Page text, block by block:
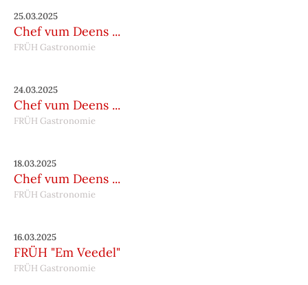
25.03.2025
Chef vum Deens ...
FRÜH Gastronomie
24.03.2025
Chef vum Deens ...
FRÜH Gastronomie
18.03.2025
Chef vum Deens ...
FRÜH Gastronomie
16.03.2025
FRÜH "Em Veedel"
FRÜH Gastronomie